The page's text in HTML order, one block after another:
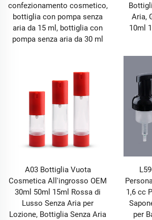
confezionamento cosmetico,
bottiglia con pompa senza
aria da 15 ml, bottiglia con
pompa senza aria da 30 ml
Aria,
10ml
A03 Bottiglia Vuota
Cosmetica All'ingrosso OEM
30ml 50ml 15ml Rossa di
Lusso Senza Aria per
Lozione, Bottiglia Senza Aria
1,6 cc
per